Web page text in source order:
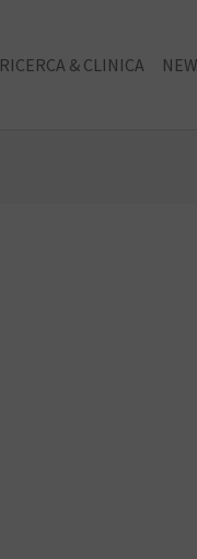
RICERCA & CLINICA